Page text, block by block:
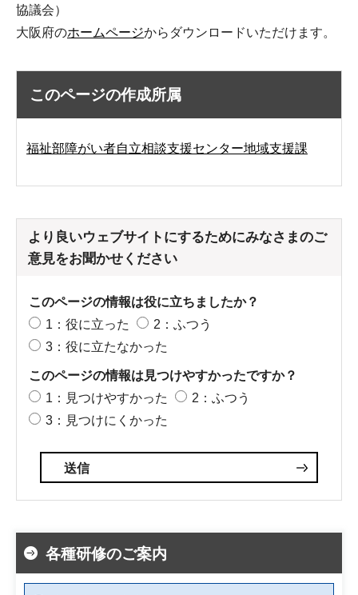
協議会）
大阪府のホームページからダウンロードいただけます。
このページの作成所属
福祉部障がい者自立相談支援センター地域支援課
より良いウェブサイトにするためにみなさまのご
意見をお聞かせください
このページの情報は役に立ちましたか？
1：役に立った
2：ふつう
3：役に立たなかった
このページの情報は見つけやすかったですか？
1：見つけやすかった
2：ふつう
3：見つけにくかった
各種研修のご案内